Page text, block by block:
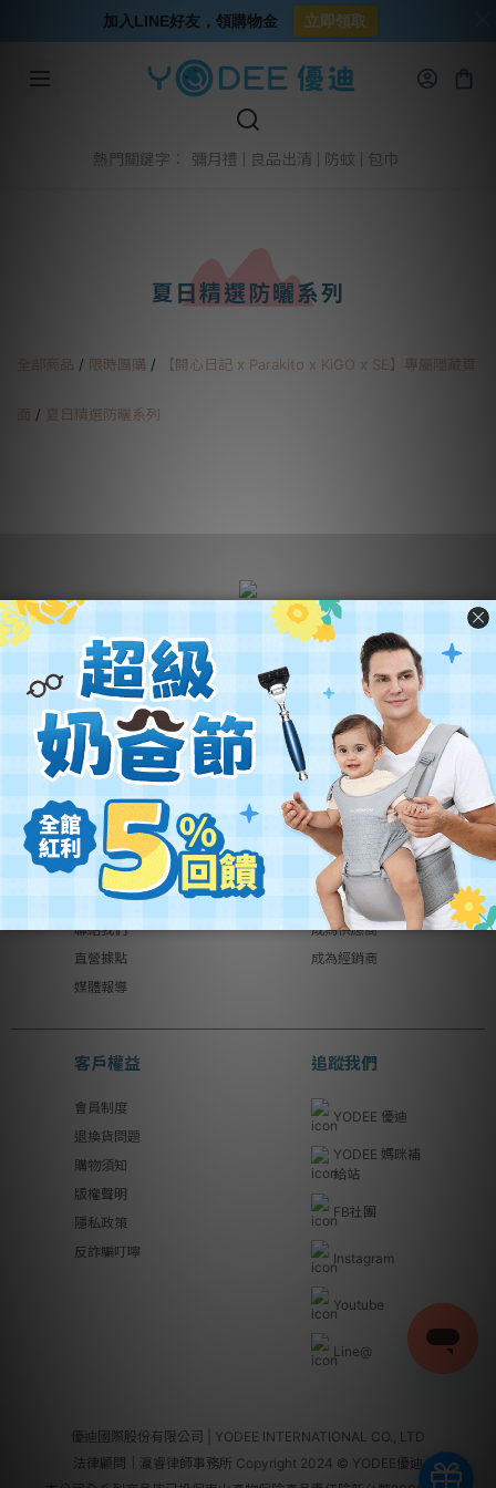
熱門關鍵字： 彌月禮 良品出清 防蚊 包巾
夏日精選防曬系列
全部商品 / 限時團購 / 【開心日記 x Parakito x KiGO x SE】專屬隱藏頁
/ 夏日精選防曬系列
營業名稱：優迪國際股份有限公司
公司統編：54342742
公司地址：新北市汐止區新台五路一段102號21樓
客服電話：(02) 2696-1681
客服時間：週一至週五 9:00~18:00
關於優迪
關於我們
異業合作
工作機會
聯絡我們
直營據點
媒體報導
銷售合作
品牌總覽
品牌代理
創作者募集
成為供應商
成為經銷商
客戶權益
會員制度
退換貨問題
購物須知
版權聲明
隱私政策
反詐騙叮嚀
追蹤我們
YODEE 優迪
YODEE 媽咪補
給站
FB社團
Instagram
Youtube
Line@
優迪國際股份有限公司 | YODEE INTERNATIONAL CO., LTD
法律顧問｜瀛睿律師事務所 Copyright 2024 © YODEE優迪
加入LINE好友，領購物金 立即領取